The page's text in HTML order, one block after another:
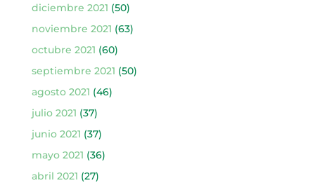
diciembre 2021 (50)
noviembre 2021 (63)
octubre 2021 (60)
septiembre 2021 (50)
agosto 2021 (46)
julio 2021 (37)
junio 2021 (37)
mayo 2021 (36)
abril 2021 (27)